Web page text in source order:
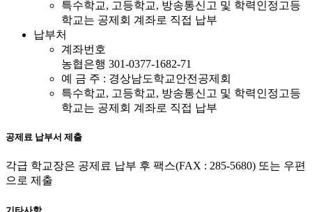
특수학교, 고등학교, 방송통신고 및 학력인정고등
학교는 공제회 계좌로 직접 납부
납부처
계좌번호
농협은행 301-0377-1682-71
예 금 주 : 경상남도학교안전공제회
특수학교, 고등학교, 방송통신고 및 학력인정고등
학교는 공제회 계좌로 직접 납부
공제료 납부서 제출
각급 학교장은 공제료 납부 후 팩스(FAX : 285-5680) 또는 우편
으로 제출